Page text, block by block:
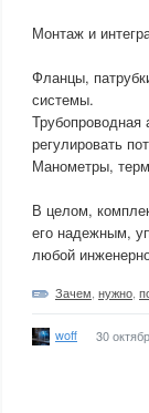
Монтаж и
Фланцы,
системы.
регулировать
Манометры,
В целом,
его надежным,
любой
Зачем нужно
woff 30